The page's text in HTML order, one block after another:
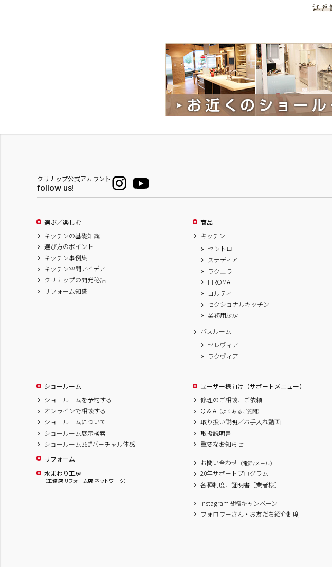
クリナップ公式アカウント
follow us!
選ぶ／楽しむ
キッチンの基礎知識
選び方のポイント
キッチン事例集
キッチン空間アイデア
クリナップの開発秘話
リフォーム知識
商品
キッチン
セントロ
ステディア
ラクエラ
HIROMA
コルティ
セクショナルキッチン
業務用厨房
バスルーム
セレヴィア
ラクヴィア
ショールーム
ショールームを予約する
オンラインで相談する
ショールームについて
ショールーム展示検索
ショールーム360°バーチャル体感
リフォーム
水まわり工房
（工務店 リフォーム店 ネットワーク）
ユーザー様向け（サポートメニュー）
修理のご相談、ご依頼
Q & A （よくあるご質問）
取り扱い説明／お手入れ動画
取扱説明書
重要なお知らせ
お問い合わせ （電話/メール）
20年サポートプログラム
各種制度、証明書［業者様］
Instagram投稿キャンペーン
フォロワーさん・お友だち紹介制度